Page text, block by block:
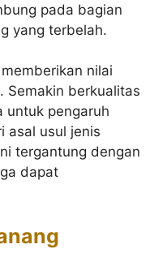
pada bagian
yang terbelah.
nilai
Semakin berkualitas
untuk pengaruh
asal usul jenis
tergantung dengan
dapat